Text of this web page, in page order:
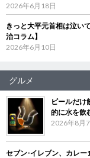
2026年6月18日
きっと大平元首相は泣い
治コラム】
2026年6月10日
グルメ
ビールだ
的に水を飲
2026年8月
セブン‐イレブン、カレ